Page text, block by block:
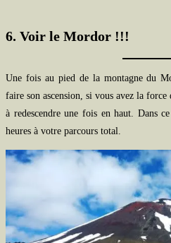
6. Voir le Mordor !!!
Une fois au pied de la montagne du
faire son ascension, si vous avez la
à redescendre une fois en haut. Dans
heures à votre parcours total.